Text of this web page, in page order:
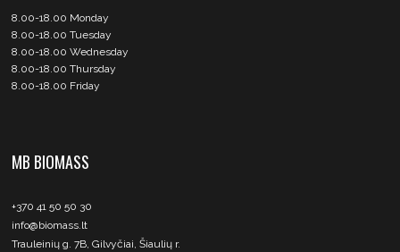
8.00-18.00 Monday
8.00-18.00 Tuesday
8.00-18.00 Wednesday
8.00-18.00 Thursday
8.00-18.00 Friday
MB BIOMASS
+370 41 50 50 30
info@biomass.lt
Trauleinių g. 7B, Gilvyčiai, Šiaulių r.